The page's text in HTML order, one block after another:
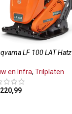
LF 100 LAT Hatz
en Infra, Trilplaten